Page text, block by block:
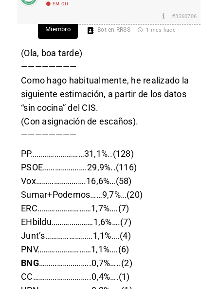
EM Off
#3260706
Miembro Bot en RRSS 1 mes hace
(Ola, boa tarde)
————————
Como hago habitualmente, he realizado la
siguiente estimación, a partir de los datos
“sin cocina” del CIS.
(Con asignación de escaños).
————————
PP………………………31,1%..(128)
PSOE………………….29,9%..(116)
Vox…………………….16,6%…(58)
Sumar+Podemos……9,7%…(20)
ERC………………………1,7%….(7)
EHbildu…………………1,6%….(7)
Junt’s……………………1,1%….(4)
PNV………………………1,1%….(6)
BNG……………………..0,7%…..(2)
CC………………………..0,4%….(1)